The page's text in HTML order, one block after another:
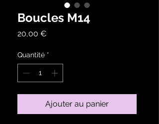
Boucles M14
20,00 €
Quantité *
Ajouter au panier